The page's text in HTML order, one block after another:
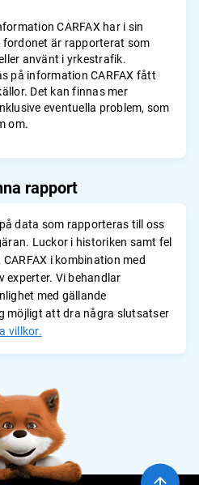
CARFAX har i sin
är rapporterat som
använt i yrkestrafik.
på information CARFAX fått
Det kan finnas mer
eventuella problem, som
om.
rapport
data som rapporteras till oss
Luckor i historiken samt fel
i kombination med
experter. Vi behandlar
med gällande
möjligt att dra några slutsatser
villkor.